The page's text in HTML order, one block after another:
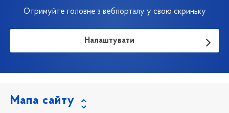
Отримуйте головне з вебпорталу у свою скриньку
Налаштувати
Мапа сайту